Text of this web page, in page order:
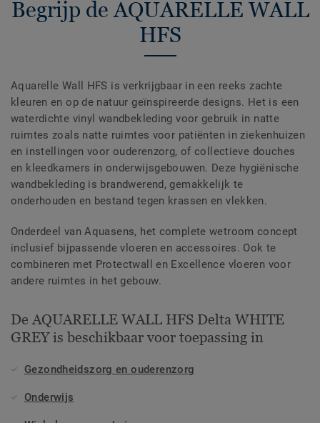
Begrijp de AQUARELLE WALL
HFS
Aquarelle Wall HFS is verkrijgbaar in een reeks zachte
kleuren en op de natuur geïnspireerde designs. Het is een
waterdichte vinyl wandbekleding voor gebruik in natte
ruimtes zoals natte ruimtes voor patiënten in ziekenhuizen
en instellingen voor ouderenzorg, of collectieve douches
en kleedkamers in onderwijsgebouwen. Deze hygiënische
wandbekleding is brandwerend, gemakkelijk te
onderhouden en bestand tegen krassen en vlekken.
Onderdeel van Aquasens, het complete wetroom concept
inclusief bijpassende vloeren en accessoires. Ook te
combineren met Protectwall en Excellence vloeren voor
andere ruimtes in het gebouw.
De AQUARELLE WALL HFS Delta WHITE
GREY is beschikbaar voor toepassing in
Gezondheidszorg en ouderenzorg
Onderwijs